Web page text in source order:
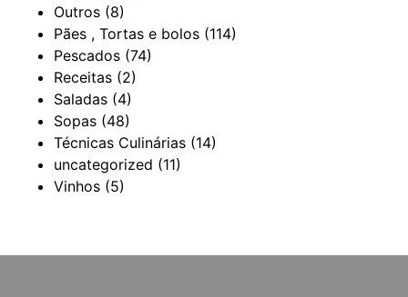
Outros (8)
Pães , Tortas e bolos (114)
Pescados (74)
Receitas (2)
Saladas (4)
Sopas (48)
Técnicas Culinárias (14)
uncategorized (11)
Vinhos (5)